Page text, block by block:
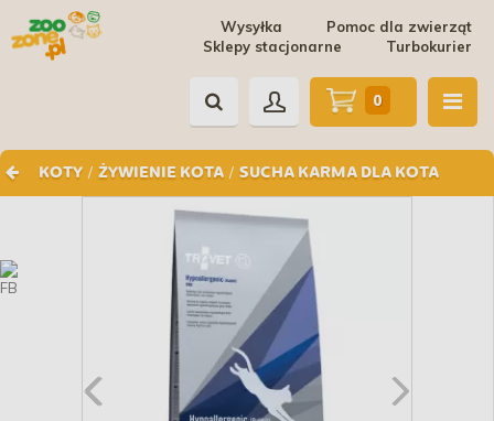
Pomoc dla zwierząt
Wysyłka
Turbokurier
Sklepy stacjonarne
KOTY / ŻYWIENIE KOTA / SUCHA KARMA DLA KOTA
0